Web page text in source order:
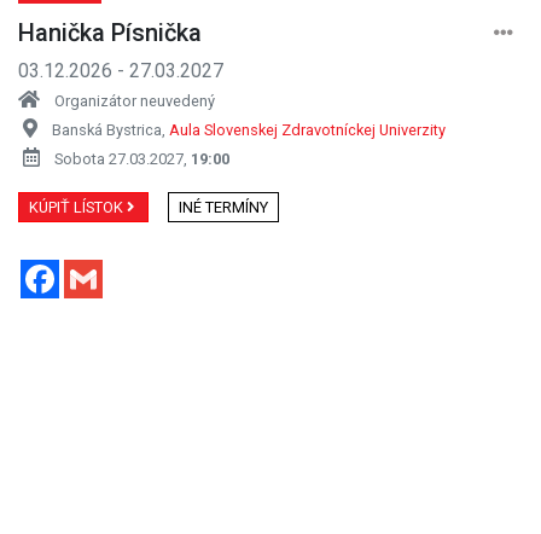
Hanička Písnička
03.12.2026 - 27.03.2027
Organizátor neuvedený
Banská Bystrica, Aula Slovenskej Zdravotníckej Univerzity
Sobota 27.03.2027, 19:00
KÚPIŤ LÍSTOK INÉ TERMÍNY
Facebook